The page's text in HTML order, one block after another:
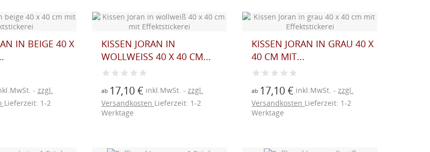
IN BEIGE 40 X
zzgl.
Lieferzeit: 1-2
KISSEN JORAN IN
WOLLWEISS 40 X 40 CM...
ab 17,10 € inkl.MwSt.
zzgl.
Versandkosten Lieferzeit: 1-2
Werktage
KISSEN JORAN IN GRAU 40 X
40 CM MIT...
ab 17,10 € inkl.MwSt. zzgl.
Versandkosten Lieferzeit: 1-2
Werktage